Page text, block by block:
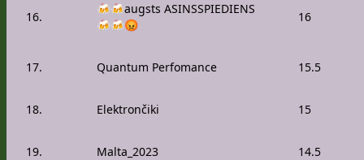
16.
🍻🍻augsts ASINSSPIEDIENS
🍻🍻😡
16
17. Quantum Perfomance 15.5
18. Elektrončiki 15
19. Malta_2023 14.5